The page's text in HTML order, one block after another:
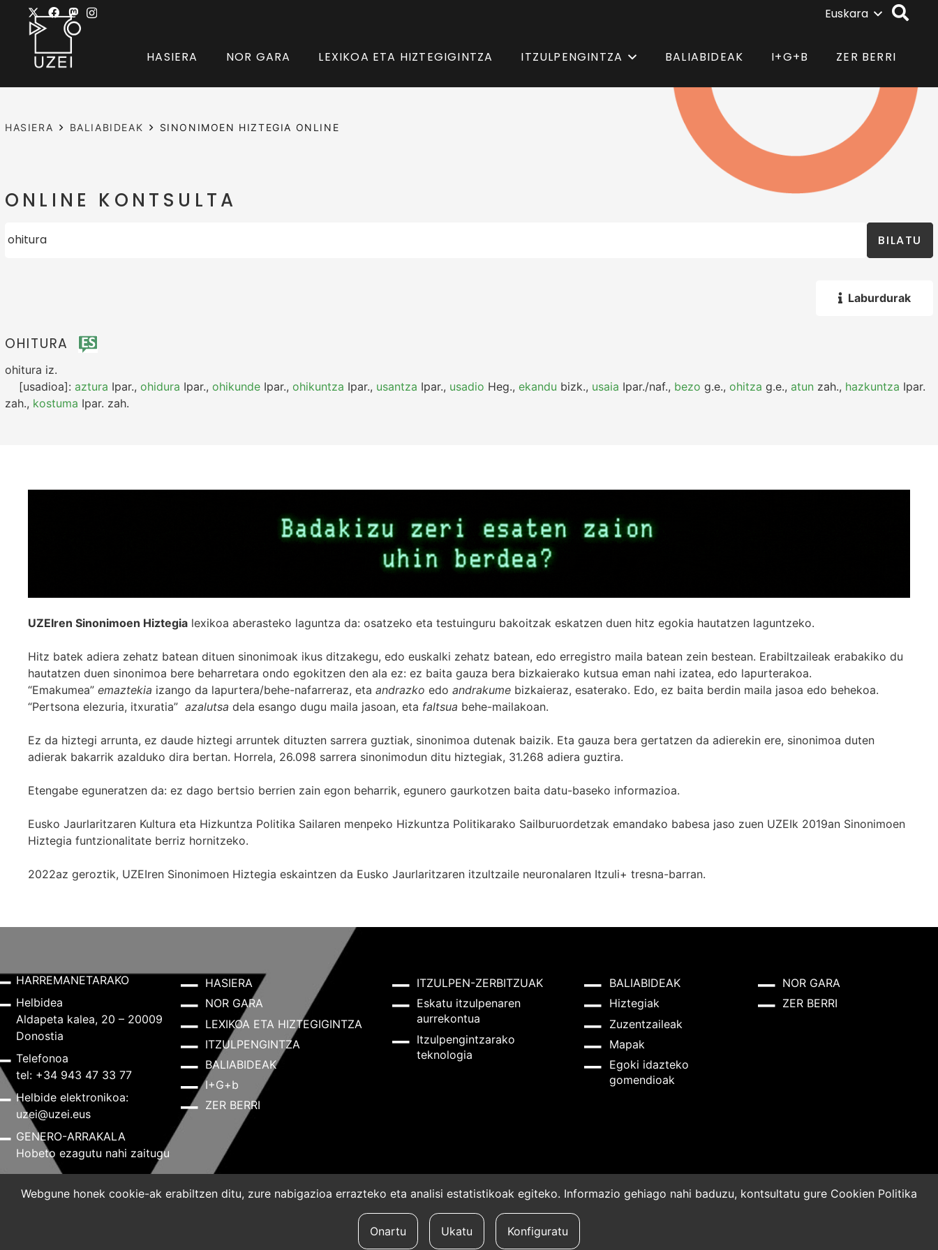
Euskara
HASIERA NOR GARA LEXIKOA ETA HIZTEGIGINTZA ITZULPENGINTZA BALIABIDEAK I+G+B ZER BERRI
HASIERA BALIABIDEAK SINONIMOEN HIZTEGIA ONLINE
ONLINE KONTSULTA
BILATU
Laburdurak
OHITURA
ohitura iz.
[usadioa]: aztura Ipar., ohidura Ipar., ohikunde Ipar., ohikuntza Ipar., usantza Ipar., usadio Heg., ekandu bizk., usaia Ipar./naf., bezo g.e., ohitza g.e., atun zah., hazkuntza Ipar.
zah., kostuma Ipar. zah.
UZEIren Sinonimoen Hiztegia lexikoa aberasteko laguntza da: osatzeko eta testuinguru bakoitzak eskatzen duen hitz egokia hautatzen laguntzeko.
Hitz batek adiera zehatz batean dituen sinonimoak ikus ditzakegu, edo euskalki zehatz batean, edo erregistro maila batean zein bestean. Erabiltzaileak erabakiko du
hautatzen duen sinonimoa bere beharretara ondo egokitzen den ala ez: ez baita gauza bera bizkaierako kutsua eman nahi izatea, edo lapurterakoa.
“Emakumea” emaztekia izango da lapurtera/behe-nafarreraz, eta andrazko edo andrakume bizkaieraz, esaterako. Edo, ez baita berdin maila jasoa edo behekoa.
“Pertsona elezuria, itxuratia” azalutsa dela esango dugu maila jasoan, eta faltsua behe-mailakoan.
Ez da hiztegi arrunta, ez daude hiztegi arruntek dituzten sarrera guztiak, sinonimoa dutenak baizik. Eta gauza bera gertatzen da adierekin ere, sinonimoa duten
adierak bakarrik azalduko dira bertan. Horrela, 26.098 sarrera sinonimodun ditu hiztegiak, 31.268 adiera guztira.
Etengabe eguneratzen da: ez dago bertsio berrien zain egon beharrik, egunero gaurkotzen baita datu-baseko informazioa.
Eusko Jaurlaritzaren Kultura eta Hizkuntza Politika Sailaren menpeko Hizkuntza Politikarako Sailburuordetzak emandako babesa jaso zuen UZEIk 2019an Sinonimoen
Hiztegia funtzionalitate berriz hornitzeko.
2022az geroztik, UZEIren Sinonimoen Hiztegia eskaintzen da Eusko Jaurlaritzaren itzultzaile neuronalaren Itzuli+ tresna-barran.
HARREMANETARAKO
Helbidea
Aldapeta kalea, 20 – 20009
Donostia
Telefonoa
tel: +34 943 47 33 77
Helbide elektronikoa:
uzei@uzei.eus
GENERO-ARRAKALA
Hobeto ezagutu nahi zaitugu
HASIERA
NOR GARA
LEXIKOA ETA HIZTEGIGINTZA
ITZULPENGINTZA
BALIABIDEAK
I+G+b
ZER BERRI
ITZULPEN-ZERBITZUAK
Eskatu itzulpenaren
aurrekontua
Itzulpengintzarako
teknologia
BALIABIDEAK
Hiztegiak
Zuzentzaileak
Mapak
Egoki idazteko
gomendioak
NOR GARA
ZER BERRI
Lege-oharra Cookie-politika
Webgune honek cookie-ak erabiltzen ditu, zure nabigazioa errazteko eta analisi estatistikoak egiteko. Informazio gehiago nahi baduzu, kontsultatu gure Cookien Politika
Onartu Ukatu Konfiguratu